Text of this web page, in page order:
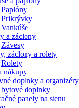
Paplóny
Prikrývky
Vankúše
a záclony
Závesy
záclony a rolety
Rolety
nákupy
doplnky a organizéry
bytové doplnky
panely na stenu